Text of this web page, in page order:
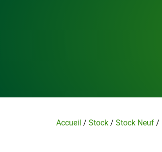
Accueil / Stock / Stock Neuf /